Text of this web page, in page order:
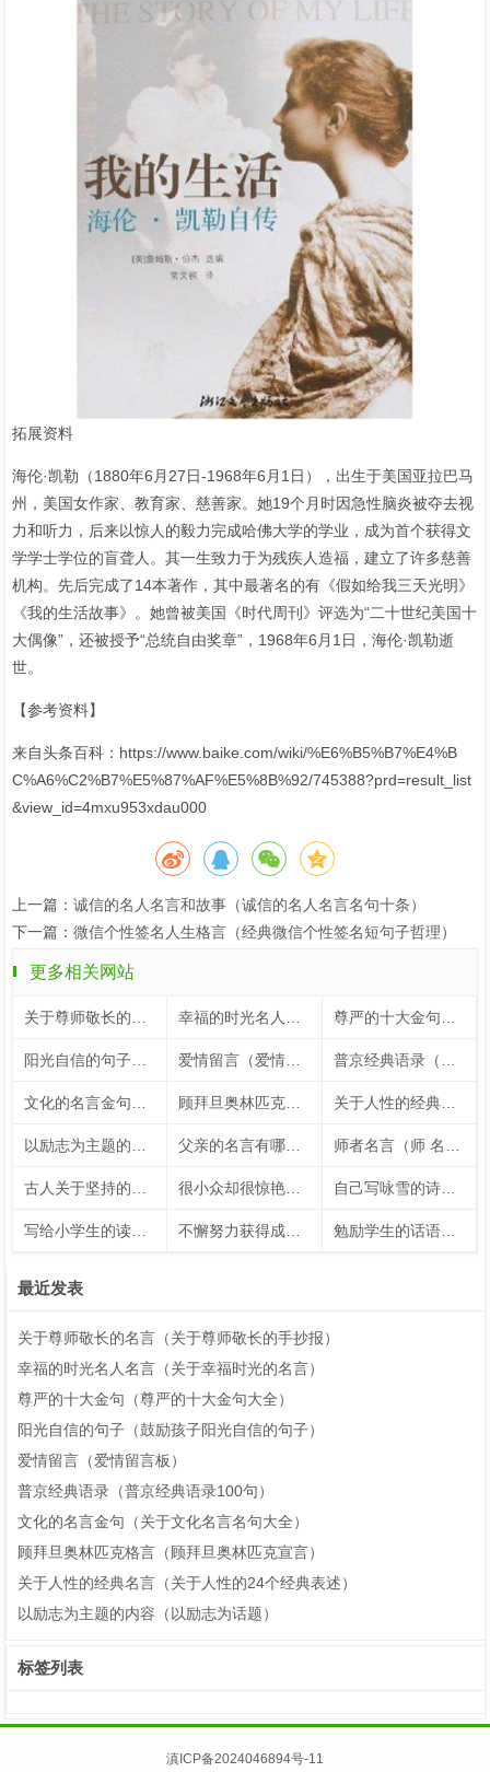
拓展资料
海伦·凯勒（1880年6月27日-1968年6月1日），出生于美国亚拉巴马
州，美国女作家、教育家、慈善家。她19个月时因急性脑炎被夺去视
力和听力，后来以惊人的毅力完成哈佛大学的学业，成为首个获得文
学学士学位的盲聋人。其一生致力于为残疾人造福，建立了许多慈善
机构。先后完成了14本著作，其中最著名的有《假如给我三天光明》
《我的生活故事》。她曾被美国《时代周刊》评选为“二十世纪美国十
大偶像”，还被授予“总统自由奖章”，1968年6月1日，海伦·凯勒逝
世。
【参考资料】
来自头条百科：https://www.baike.com/wiki/%E6%B5%B7%E4%B
C%A6%C2%B7%E5%87%AF%E5%8B%92/745388?prd=result_list
&view_id=4mxu953xdau000
上一篇： 诚信的名人名言和故事（诚信的名人名言名句十条）
下一篇： 微信个性签名人生格言（经典微信个性签名短句子哲理）
更多相关网站
关于人性的经典名言（关于人性的24个经典表述）
自己写咏雪的诗句（自创咏雪的诗句大全）
勉励学生的话语（勉励学生的话语）
最近发表
关于尊师敬长的名言（关于尊师敬长的手抄报）
幸福的时光名人名言（关于幸福时光的名言）
尊严的十大金句（尊严的十大金句大全）
阳光自信的句子（鼓励孩子阳光自信的句子）
爱情留言（爱情留言板）
普京经典语录（普京经典语录100句）
文化的名言金句（关于文化名言名句大全）
顾拜旦奥林匹克格言（顾拜旦奥林匹克宣言）
关于人性的经典名言（关于人性的24个经典表述）
以励志为主题的内容（以励志为话题）
标签列表
滇ICP备2024046894号-11